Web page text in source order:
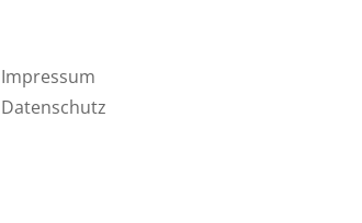
Impressum
Datenschutz